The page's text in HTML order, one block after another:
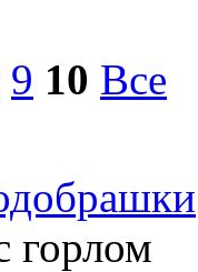
9 10 Все
горлом